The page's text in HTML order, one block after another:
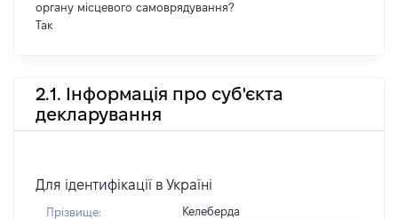
органу місцевого самоврядування?
Так
2.1. Інформація про суб'єкта
декларування
Для ідентифікації в Україні
Прізвище: Келеберда